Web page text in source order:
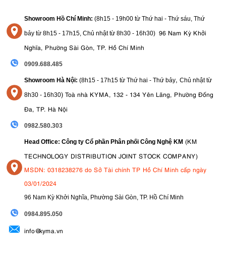
Showroom Hồ Chí Minh: (8h15 - 19h00 từ Thứ hai - Thứ sáu, Thứ
bảy từ 8h15 - 17h15, Chủ nhật từ 8h30 - 16h30) 96 Nam Kỳ Khởi
Nghĩa, Phường Sài Gòn, TP. Hồ Chí Minh
0909.688.485
Showroom Hà Nội: (8h15 - 17h15 từ Thứ hai - Thứ bảy, Chủ nhật từ
8h30 - 16h30) Toà nhà KYMA, 132 - 134 Yên Lãng, Phường Đống
Đa, TP. Hà Nội
0982.580.303
Head Office: Công ty Cổ phần Phân phối Công Nghệ KM (KM
TECHNOLOGY DISTRIBUTION JOINT STOCK COMPANY)
MSDN: 0318238276 do Sở Tài chính TP Hồ Chí Minh cấp ngày
03/01/2024
96 Nam Kỳ Khởi Nghĩa, Phường Sài Gòn, TP. Hồ Chí Minh
0984.895.050
info@kyma.vn